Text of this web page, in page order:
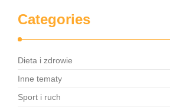
Categories
Dieta i zdrowie
Inne tematy
Sport i ruch